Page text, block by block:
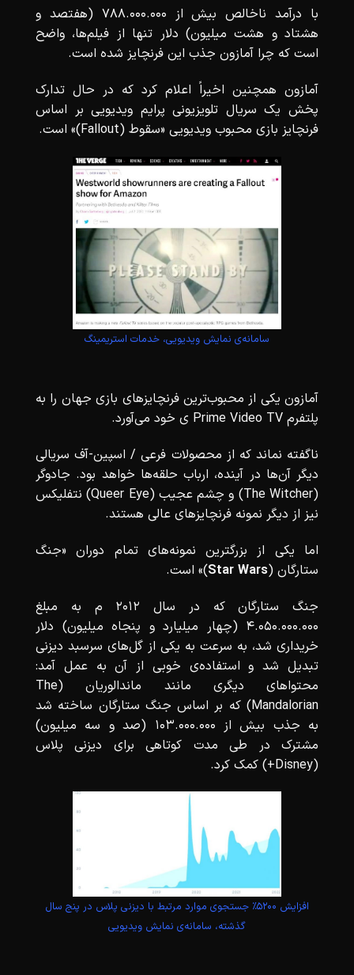
با درآمد ناخالص بیش از ۷۸۸.۰۰۰.۰۰۰ (هفتصد و
هشتاد و هشت میلیون) دلار تنها از فیلم‌ها، واضح
است که چرا آمازون جذب این فرنچایز شده است.
آمازون همچنین اخیراً اعلام کرد که در حال تدارک
پخش یک سریال تلویزیونی پرایم ویدیویی بر اساس
فرنچایز بازی محبوب ویدیویی «سقوط (Fallout)» است.
سامانه‌ی نمایش ویدیویی، خدمات استریمینگ
آمازون یکی از محبوب‌ترین فرنچایزهای بازی جهان را به
پلتفرم Prime Video TV ی خود می‌آورد.
ناگفته نماند که از محصولات فرعی / اسپین-آف سریالی
دیگر آن‌ها در آینده، ارباب حلقه‌ها خواهد بود. جادوگر
(The Witcher) و چشم عجیب (Queer Eye) نتفلیکس
نیز از دیگر نمونه فرنچایزهای عالی هستند.
اما یکی از بزرگترین نمونه‌های تمام دوران «جنگ
ستارگان (
Star Wars
)» است.
جنگ ستارگان که در سال 2012 م به مبلغ
4.050.000.000 (چهار میلیارد و پنجاه میلیون) دلار
خریداری شد، به سرعت به یکی از گل‌های سرسبد دیزنی
تبدیل شد و استفاده‌ی خوبی از آن به عمل آمد:
محتواهای دیگری مانند ماندالوریان (The
Mandalorian) که بر اساس جنگ ستارگان ساخته شد
به جذب بیش از 103.000.000 (صد و سه میلیون)
مشترک در طی مدت کوتاهی برای دیزنی پلاس
(Disney+) کمک کرد.
افزایش ۵۲۰۰٪ جستجوی موارد مرتبط با دیزنی پلاس در پنج سال
گذشته، سامانه‌ی نمایش ویدیویی